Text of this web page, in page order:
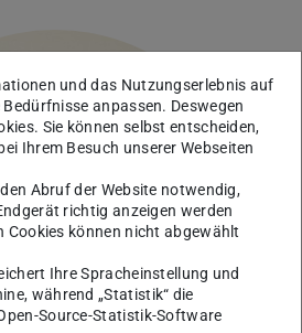
und das Nutzungserlebnis auf
anpassen. Deswegen
Sie können selbst entscheiden,
Ihrem Besuch unserer Webseiten
Abruf der Website notwendig,
richtig anzeigen werden
Cookies können nicht abgewählt
Ihre Spracheinstellung und
während „Statistik“ die
Source-Statistik-Software